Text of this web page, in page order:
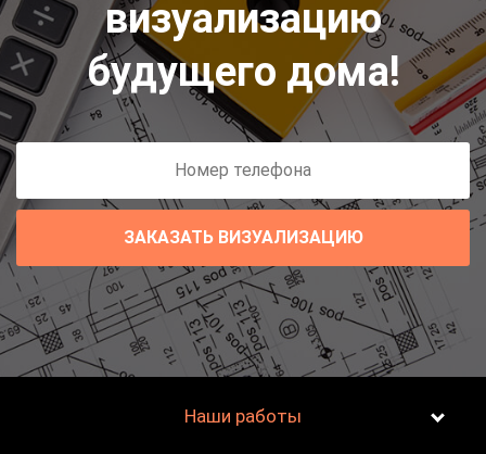
визуализацию
будущего дома!
ЗАКАЗАТЬ ВИЗУАЛИЗАЦИЮ
Наши работы